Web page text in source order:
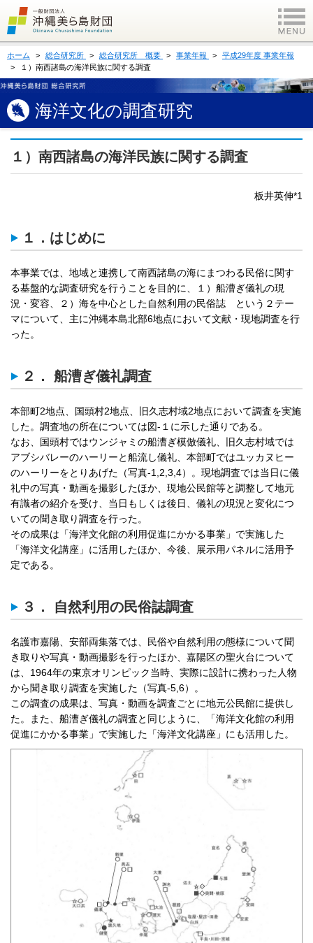
ホーム 総合研究所 総合研究所 概要 事業年報
平成29年度 事業年報
１）南西諸島の海洋民族に関する調査
海洋文化の調査研究
１）南西諸島の海洋民族に関する調査
板井英伸*1
１．はじめに
本事業では、地域と連携して南西諸島の海にまつわる民俗に関す
る基盤的な調査研究を行うことを目的に、１）船漕ぎ儀礼の現
況・変容、２）海を中心とした自然利用の民俗誌 という２テー
マについて、主に沖縄本島北部6地点において文献・現地調査を行
った。
２． 船漕ぎ儀礼調査
本部町2地点、国頭村2地点、旧久志村域2地点において調査を実施
した。調査地の所在については図-１に示した通りである。
なお、国頭村ではウンジャミの船漕ぎ模倣儀礼、旧久志村域では
アブシバレーのハーリーと船流し儀礼、本部町ではユッカヌヒー
のハーリーをとりあげた（写真-1,2,3,4）。現地調査では当日に儀
礼中の写真・動画を撮影したほか、現地公民館等と調整して地元
有識者の紹介を受け、当日もしくは後日、儀礼の現況と変化につ
いての聞き取り調査を行った。
その成果は「海洋文化館の利用促進にかかる事業」で実施した
「海洋文化講座」に活用したほか、今後、展示用パネルに活用予
定である。
３． 自然利用の民俗誌調査
名護市嘉陽、安部両集落では、民俗や自然利用の態様について聞
き取りや写真・動画撮影を行ったほか、嘉陽区の聖火台について
は、1964年の東京オリンピック当時、実際に設計に携わった人物
から聞き取り調査を実施した（写真-5,6）。
この調査の成果は、写真・動画を調査ごとに地元公民館に提供し
た。また、船漕ぎ儀礼の調査と同じように、「海洋文化館の利用
促進にかかる事業」で実施した「海洋文化講座」にも活用した。